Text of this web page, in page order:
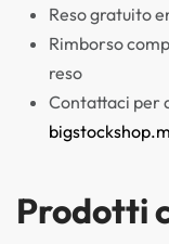
Reso gratuito
Rimborso
reso
Contattaci per
Prodotti